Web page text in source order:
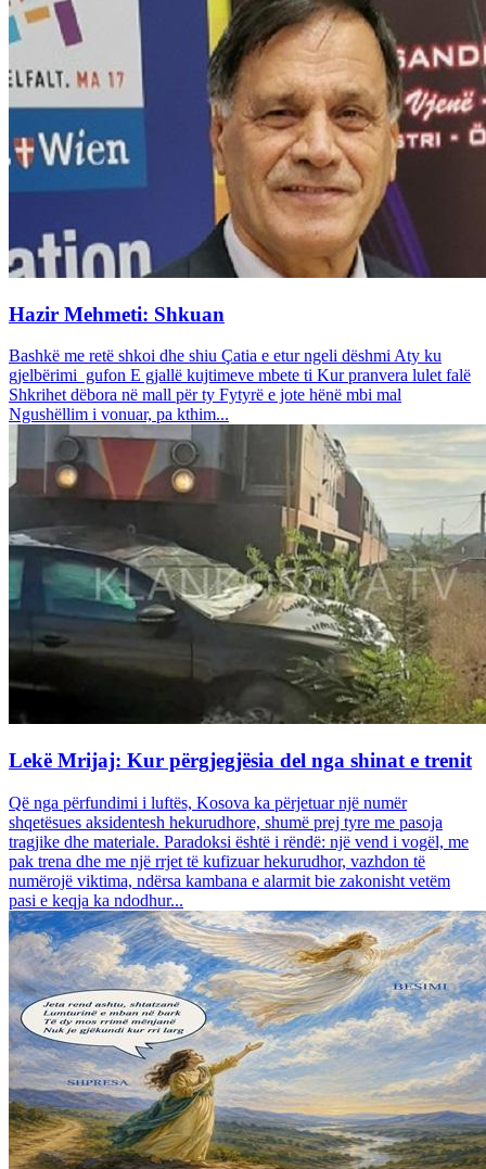
Hazir Mehmeti: Shkuan
Bashkë me retë shkoi dhe shiu Çatia e etur ngeli dëshmi Aty ku
gjelbërimi gufon E gjallë kujtimeve mbete ti Kur pranvera lulet falë
Shkrihet dëbora në mall për ty Fytyrë e jote hënë mbi mal
Ngushëllim i vonuar, pa kthim...
Lekë Mrijaj: Kur përgjegjësia del nga shinat e trenit
Që nga përfundimi i luftës, Kosova ka përjetuar një numër
shqetësues aksidentesh hekurudhore, shumë prej tyre me pasoja
tragjike dhe materiale. Paradoksi është i rëndë: një vend i vogël, me
pak trena dhe me një rrjet të kufizuar hekurudhor, vazhdon të
numërojë viktima, ndërsa kambana e alarmit bie zakonisht vetëm
pasi e keqja ka ndodhur...